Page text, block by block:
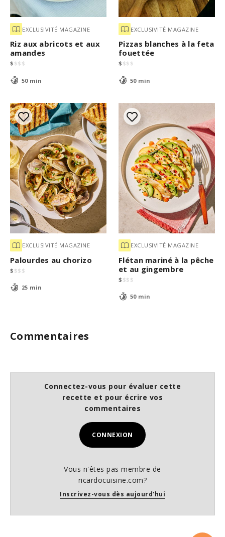
EXCLUSIVITÉ MAGAZINE
Riz aux abricots et aux
amandes
$ $$ $
50 min
EXCLUSIVITÉ MAGAZINE
Pizzas blanches à la feta
fouettée
$ $$ $
50 min
EXCLUSIVITÉ MAGAZINE
Palourdes au chorizo
$ $$ $
25 min
EXCLUSIVITÉ MAGAZINE
Flétan mariné à la pêche
et au gingembre
$ $$ $
50 min
Commentaires
Connectez-vous pour évaluer cette
recette et pour écrire vos
commentaires
CONNEXION
Vous n'êtes pas membre de
ricardocuisine.com?
Inscrivez-vous dès aujourd'hui